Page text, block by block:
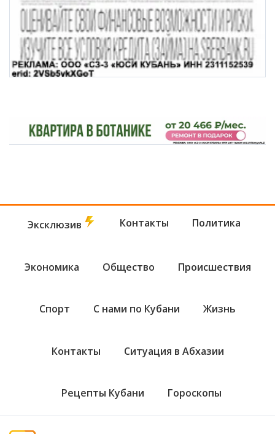
Эксклюзив Контакты Политика
Экономика Общество Происшествия
Спорт С нами по Кубани Жизнь
Контакты Ситуация в Абхазии
Рецепты Кубани Гороскопы